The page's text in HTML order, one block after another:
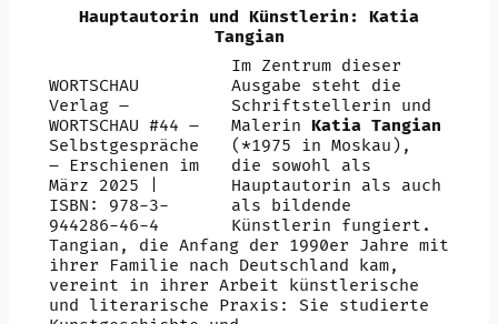
Hauptautorin und Künstlerin: Katia
Tangian
WORTSCHAU
Verlag –
WORTSCHAU #44 –
Selbstgespräche
– Erschienen im
März 2025 |
ISBN: 978-3-
944286-46-4
Im Zentrum dieser
Ausgabe steht die
Schriftstellerin und
MalerinKatia Tangian
(*1975 in Moskau),
die sowohl als
Hauptautorin als auch
als bildende
Künstlerin fungiert.
Tangian, die Anfang der 1990er Jahre mit
ihrer Familie nach Deutschland kam,
vereint in ihrer Arbeit künstlerische
und literarische Praxis: Sie studierte